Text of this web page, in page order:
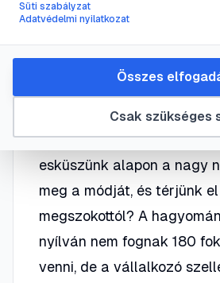
hétköznapi esküvők? Aki
lenne szokványos? Vagy
ellenkezője: egyszer
esküszünk alapon a nagy
meg a módját, és térjünk
megszokottól? A
nyílván nem fognak 180
venni, de a vállalkozó
Süti szabályzat
Adatvédelmi nyilatkozat
Csak szükséges
Összes